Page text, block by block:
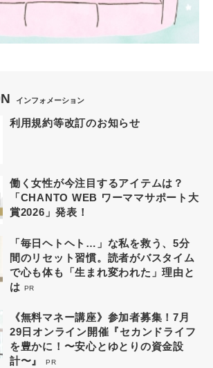
インフォメーション
利用規約等改訂のお知らせ
働く女性が今注目するアイテムは？
「CHANTO WEB ワーママサポート大
賞2026」発表！
「毎日ヘトヘト…」な私を救う、5分
間のリセット習慣。読者がバスタイム
で心も体も「生まれ変われた」理由と
は PR
《無料マネー講座》参加者募集！7月
29日オンライン開催『セカンドライフ
を豊かに！〜安心とゆとりの資金設
計〜』
PR